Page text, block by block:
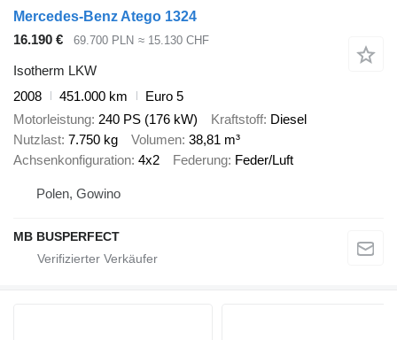
Mercedes-Benz Atego 1324
16.190 €
69.700 PLN ≈ 15.130 CHF
Isotherm LKW
2008
451.000 km
Euro 5
Motorleistung 240 PS (176 kW) Kraftstoff Diesel
Nutzlast 7.750 kg Volumen 38,81 m³
Achsenkonfiguration 4x2 Federung Feder/Luft
Polen, Gowino
MB BUSPERFECT